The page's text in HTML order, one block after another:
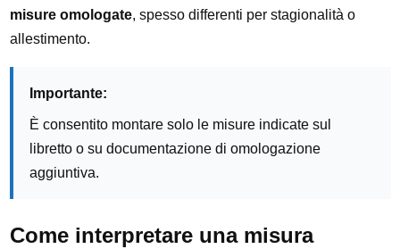
misure omologate, spesso differenti per stagionalità o
allestimento.
Importante:
È consentito montare solo le misure indicate sul
libretto o su documentazione di omologazione
aggiuntiva.
Come interpretare una misura